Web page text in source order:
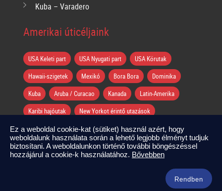
Kuba – Varadero
Amerikai úticéljaink
USA Keleti part USA Nyugati part
USA Körutak
Hawaii-szigetek
Mexikó Bora Bora
Dominika
Kuba
Aruba / Curacao Kanada
Latin-Amerika
Karibi hajóutak
New Yorkot érintő utazások
Miamit érintő utazások
San Franciscot érintő utazások
Los Angelest érintő utazások
Las Vegast érintő utazások
Copyright © Amerika Neked 2026 | All rights reserved
Ez a weboldal cookie-kat (sütiket) használ azért, hogy
weboldalunk használata során a lehető legjobb élményt tudjuk
biztosítani. A weboldalunkon történő további böngészéssel
hozzájárul a cookie-k használatához. Bővebben
Rendben